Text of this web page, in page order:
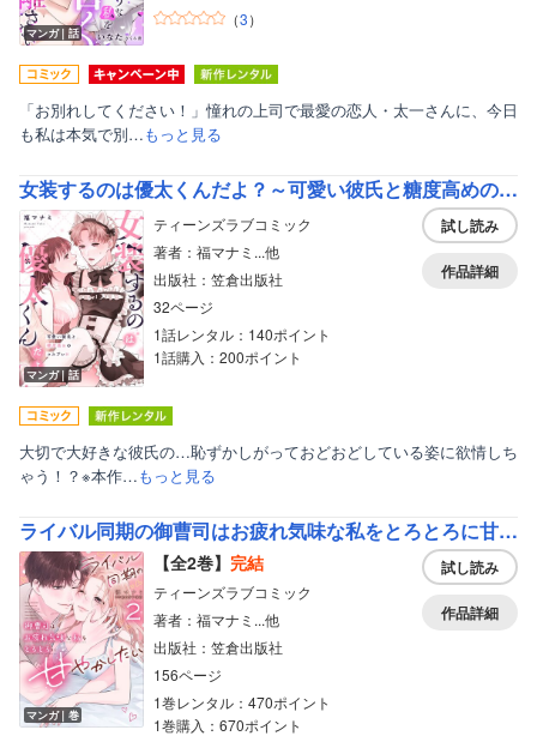
マンガ｜話
（3）
「お別れしてください！」憧れの上司で最愛の恋人・太一さんに、今日
も私は本気で別…もっと見る
女装するのは優太くんだよ？～可愛い彼氏と糖度高めのコスプレH～
マンガ｜話
ティーンズラブコミック
著者：福マナミ...他
出版社：笠倉出版社
32ページ
1話レンタル：140ポイント
1話購入：200ポイント
試し読み
作品詳細
大切で大好きな彼氏の…恥ずかしがっておどおどしている姿に欲情しち
ゃう！？※本作…もっと見る
ライバル同期の御曹司はお疲れ気味な私をとろとろに甘やかしたい【特典付き】【コミックス版】
マンガ｜巻
【全2巻】 完結
ティーンズラブコミック
著者：福マナミ...他
出版社：笠倉出版社
156ページ
1巻レンタル：470ポイント
1巻購入：670ポイント
試し読み
作品詳細